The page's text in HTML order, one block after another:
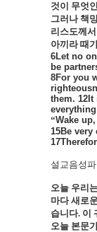
것이 무엇
그러나 책
리스도께
아끼라 때
6Let no
be
8For you
them.
“Wake
15Be
설교음성
오늘 우리
마다 새로
습니다. 이
오늘 본문